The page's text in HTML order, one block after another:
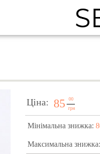
Ціна: 85
00
грн
Мінімальна знижка:
Максимальна знижка: